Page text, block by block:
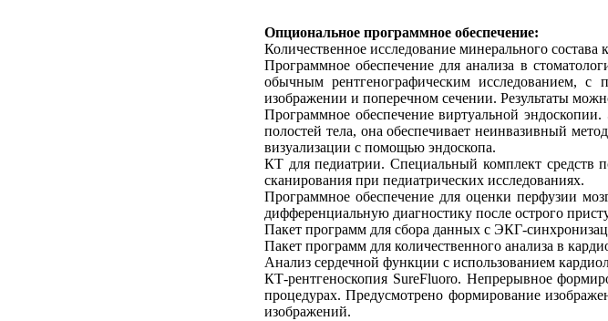
Опциональное программное обеспечение:
Количественное исследование минерального
Программное обеспечение для анализа в
обычным рентгенографическим исследованием,
изображении и поперечном сечении. Результаты
Программное обеспечение виртуальной
полостей тела, она обеспечивает неинвазивный
визуализации с помощью эндоскопа.
КТ для педиатрии. Специальный комплект средств
сканирования при педиатрических исследованиях.
Программное обеспечение для оценки перфузии
дифференциальную диагностику после острого
Пакет программ для сбора данных с ЭКГ-
Пакет программ для количественного анализа в
Анализ сердечной функции с использованием
КТ-рентгеноскопия SureFluoro. Непрерывное
процедурах. Предусмотрено формирование
изображений.